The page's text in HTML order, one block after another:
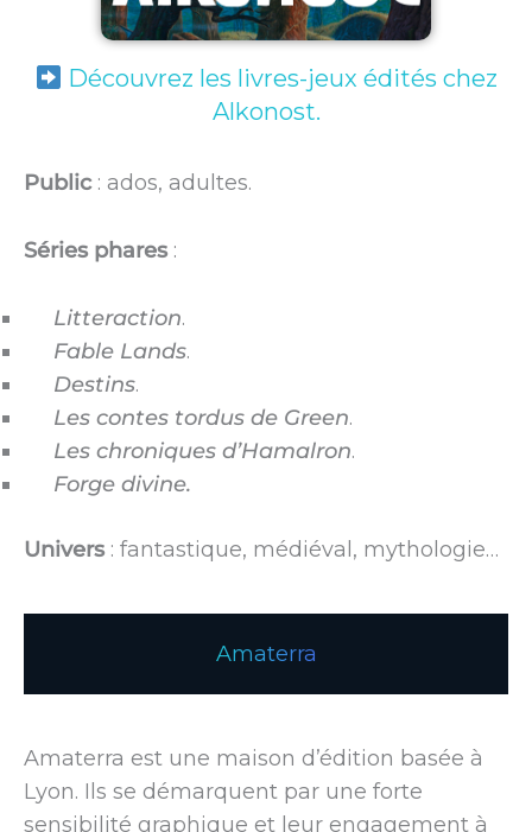
Découvrez les livres-jeux édités chez
Alkonost.
Public: ados, adultes.
Séries phares:
Litteraction.
Fable Lands.
Destins.
Les contes tordus de Green.
Les chroniques d’Hamalron.
Forge divine.
Univers: fantastique, médiéval, mythologie…
Amaterra
Amaterra est une maison d’édition basée à
Lyon. Ils se démarquent par une forte
sensibilité graphique et leur engagement à